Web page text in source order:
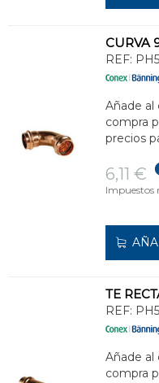
REF:
Añade al
compra
precios
6,11 €
Impuestos
REF:
Añade al
compra